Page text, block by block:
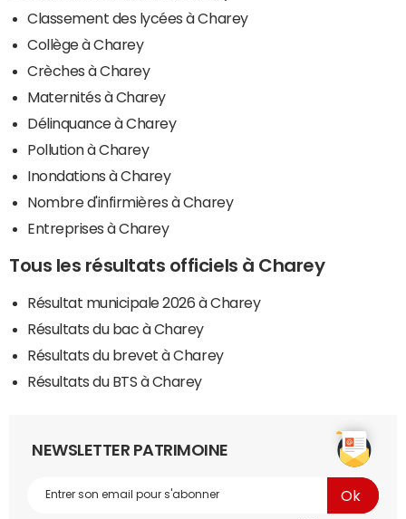
Classement des lycées à Charey
Collège à Charey
Crèches à Charey
Maternités à Charey
Délinquance à Charey
Pollution à Charey
Inondations à Charey
Nombre d'infirmières à Charey
Entreprises à Charey
Tous les résultats officiels à Charey
Résultat municipale 2026 à Charey
Résultats du bac à Charey
Résultats du brevet à Charey
Résultats du BTS à Charey
NEWSLETTER PATRIMOINE